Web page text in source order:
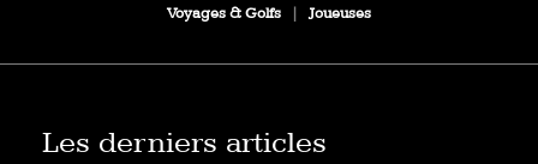
Voyages & Golfs Joueuses
Les derniers articles